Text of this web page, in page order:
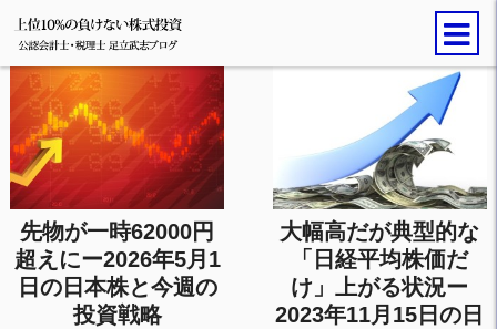
先物が一時62000円
超えにー2026年5月1
日の日本株と今週の
投資戦略
大幅高だが典型的な
「日経平均株価だ
け」上がる状況ー
2023年11月15日の日